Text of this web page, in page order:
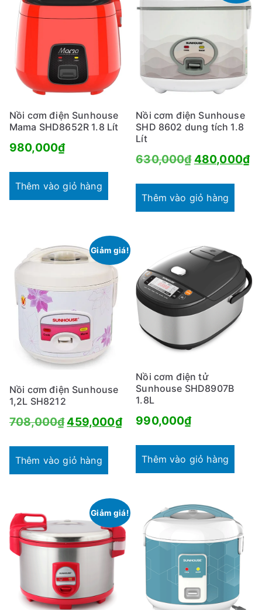
Nồi cơm điện Sunhouse
Mama SHD8652R 1.8 Lít
980,000₫
Thêm vào giỏ hàng
Nồi cơm điện Sunhouse
SHD 8602 dung tích 1.8
Lít
630,000₫ Giá
là:
480,000₫
Thêm vào giỏ hàng
Giảm giá!
Nồi cơm điện Sunhouse
1,2L SH8212
708,000₫Giá
là:
459,000₫Giá
459,000₫.
Thêm vào giỏ hàng
Nồi cơm điện tử
Sunhouse SHD8907B
1.8L
990,000₫
Thêm vào giỏ hàng
Giảm giá!